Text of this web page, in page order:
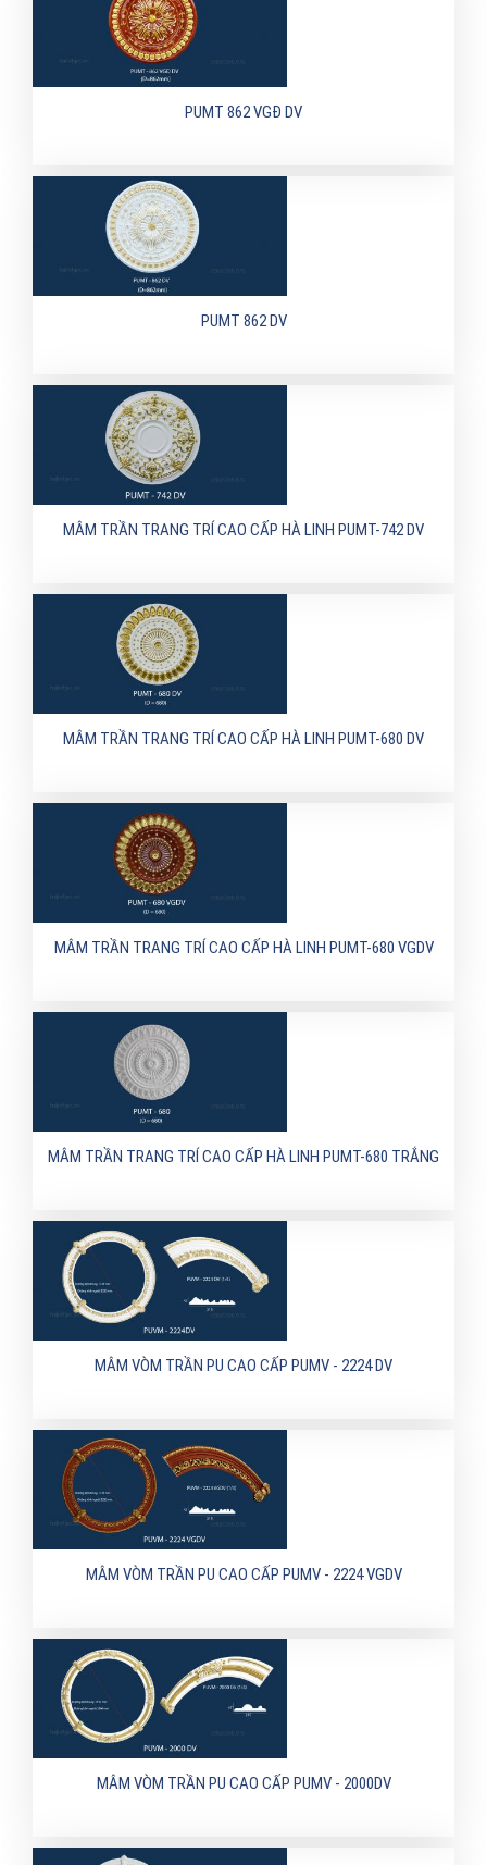
PUMT 862 VGĐ DV
PUMT 862 DV
MÂM TRẦN TRANG TRÍ CAO CẤP HÀ LINH PUMT-742 DV
MÂM TRẦN TRANG TRÍ CAO CẤP HÀ LINH PUMT-680 DV
MÂM TRẦN TRANG TRÍ CAO CẤP HÀ LINH PUMT-680 VGDV
MÂM TRẦN TRANG TRÍ CAO CẤP HÀ LINH PUMT-680 TRẮNG
MÂM VÒM TRẦN PU CAO CẤP PUMV - 2224 DV
MÂM VÒM TRẦN PU CAO CẤP PUMV - 2224 VGDV
MÂM VÒM TRẦN PU CAO CẤP PUMV - 2000DV